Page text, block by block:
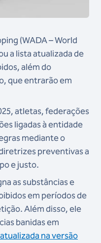
(WADA – World
a lista atualizada de
além do
que entrarão em
atletas, federações
ligadas à entidade
mediante o
preventivas a
e justo.
as substâncias e
em períodos de
Além disso, ele
banidas em
na versão